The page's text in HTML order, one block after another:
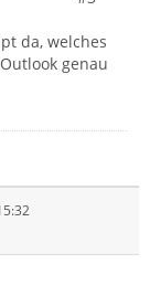
da, welches
genau